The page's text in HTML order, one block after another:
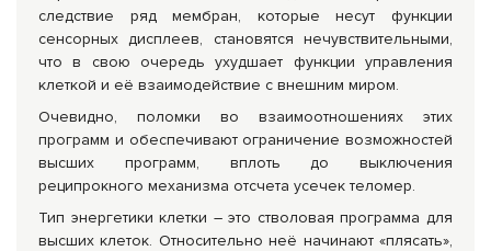
следствие ряд мембран, которые несут функции
сенсорных дисплеев, становятся нечувствительными,
что в свою очередь ухудшает функции управления
клеткой и её взаимодействие с внешним миром.
Очевидно, поломки во взаимоотношениях этих
программ и обеспечивают ограничение возможностей
высших программ, вплоть до выключения
реципрокного механизма отсчета усечек теломер.
Тип энергетики клетки – это стволовая программа для
высших клеток. Относительно неё начинают «плясать»,